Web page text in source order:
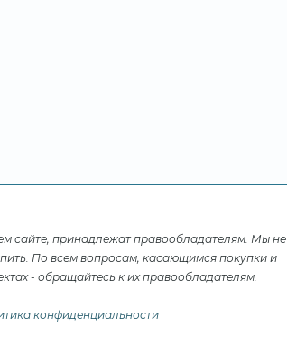
сайте, принадлежат правообладателям. Мы не
По всем вопросам, касающимся покупки и
- обращайтесь к их правообладателям.
конфиденциальности